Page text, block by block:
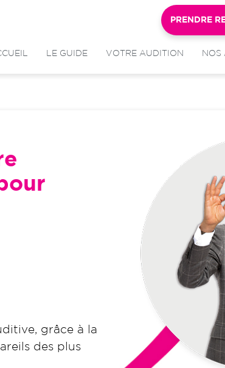
LE GUIDE VOTRE AUDITION NOS
PRENDRE
grâce à la
des plus